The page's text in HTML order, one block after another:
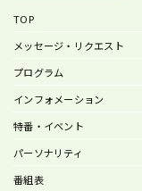
TOP
メッセージ・リクエスト
プログラム
インフォメーション
特番・イベント
パーソナリティ
番組表